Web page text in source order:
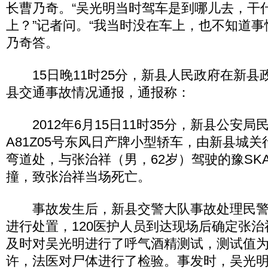
长曹乃奇。“吴光明当时驾车是到哪儿去，干
上？”记者问。“我当时没在车上，也不知道
乃奇答。
15日晚11时25分，新县人民政府在新县政
县交通事故情况通报，通报称：
2012年6月15日11时35分，新县公安局
A81Z05号东风日产牌小型轿车，由新县城关
弯道处，与张治祥（男，62岁）驾驶的豫
撞，致张治祥当场死亡。
事故发生后，新县交警大队事故处理民
进行处置，120医护人员到达现场后确定张
及时对吴光明进行了呼气酒精测试，测试值
许，法医对尸体进行了检验。事发时，吴光